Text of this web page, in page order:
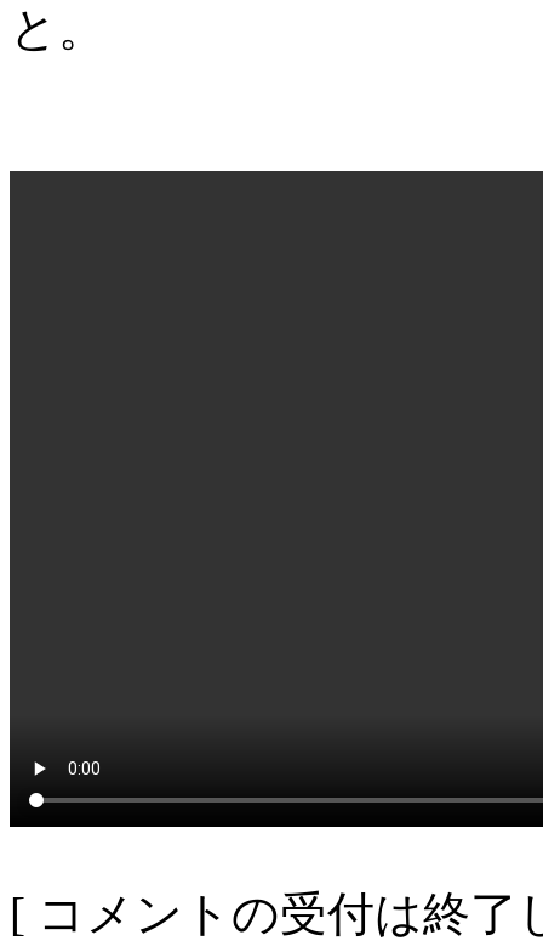
と。
[ コメントの受付は終了